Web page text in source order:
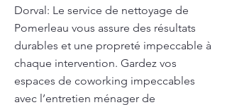
Dorval: Le service de nettoyage de
Pomerleau vous assure des résultats
durables et une propreté impeccable à
chaque intervention. Gardez vos
espaces de coworking impeccables
avec l’entretien ménager de